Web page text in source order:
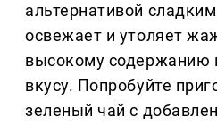
альтернативой
освежает и утоляет
высокому содержанию
вкусу. Попробуйте
зеленый чай с